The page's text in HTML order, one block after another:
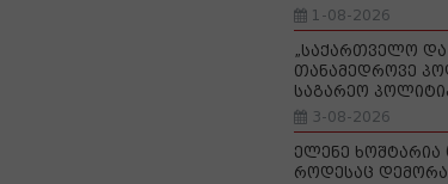
1-08-2026
„საქართველო
თანამედროვე
საგარეო
3-08-2026
ელენე ხოშტარია
როდესაც